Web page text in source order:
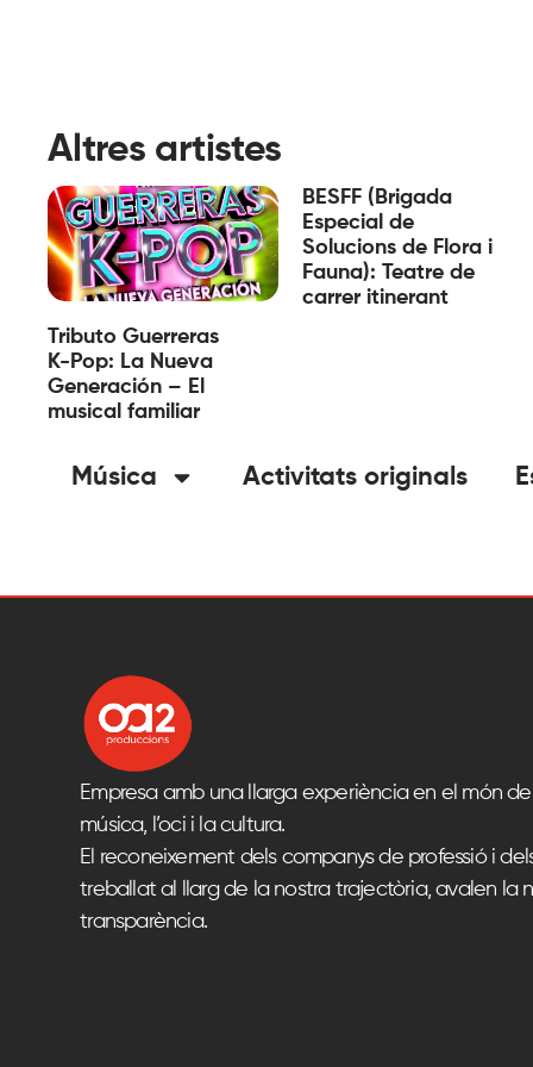
Altres artistes
Tributo Guerreras
K-Pop: La Nueva
Generación – El
musical familiar
BESFF (Brigada
Especial de
Solucions de Flora i
Fauna): Teatre de
carrer itinerant
Música Activitats originals
Empresa amb una llarga experiència en el món
música, l’oci i la cultura.
El reconeixement dels companys de professió i
treballat al llarg de la nostra trajectòria, avalen la
transparència.